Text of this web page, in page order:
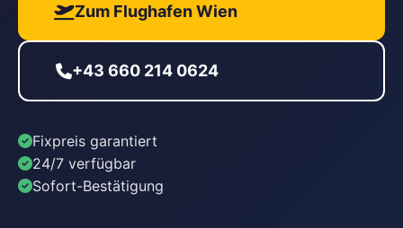
Zum Flughafen Wien
+43 660 214 0624
Fixpreis garantiert
24/7 verfügbar
Sofort-Bestätigung